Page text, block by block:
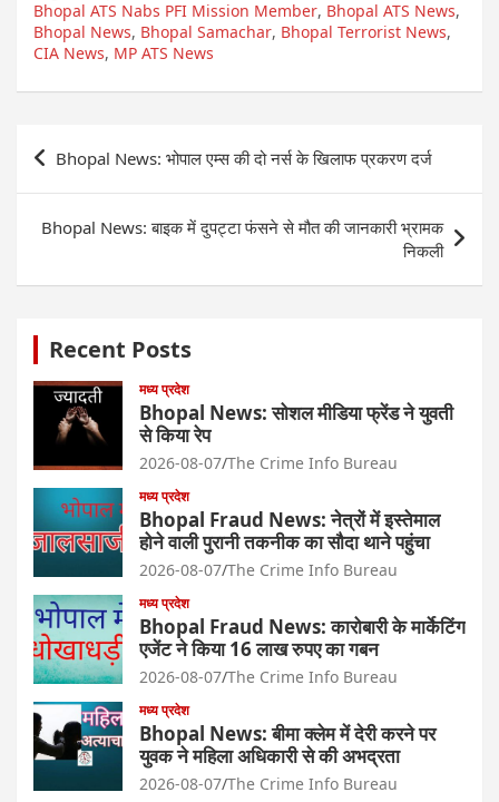
Bhopal ATS Nabs PFI Mission Member, Bhopal ATS News,
Bhopal News, Bhopal Samachar, Bhopal Terrorist News,
CIA News, MP ATS News
Post
navigation
Bhopal News: भोपाल एम्स की दो नर्स के खिलाफ प्रकरण दर्ज
Bhopal News: बाइक में दुपट्टा फंसने से मौत की जानकारी भ्रामक
निकली
Recent Posts
मध्य प्रदेश
Bhopal News: सोशल मीडिया फ्रेंड ने युवती
से किया रेप
2026-08-07 The Crime Info Bureau
मध्य प्रदेश
Bhopal Fraud News: नेत्रों में इस्तेमाल
होने वाली पुरानी तकनीक का सौदा थाने पहुंचा
2026-08-07 The Crime Info Bureau
मध्य प्रदेश
Bhopal Fraud News: कारोबारी के मार्केटिंग
एजेंट ने किया 16 लाख रुपए का गबन
2026-08-07 The Crime Info Bureau
मध्य प्रदेश
Bhopal News: बीमा क्लेम में देरी करने पर
युवक ने महिला अधिकारी से की अभद्रता
2026-08-07 The Crime Info Bureau